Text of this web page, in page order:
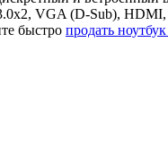
VGA (D-Sub),
быстро продать